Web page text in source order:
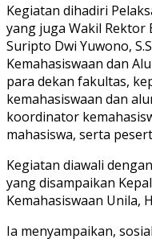
Kegiatan dihadiri
yang juga Wakil Rektor
Suripto Dwi Yuwono,
Kemahasiswaan dan
para dekan fakultas,
kemahasiswaan dan
koordinator
mahasiswa, serta
Kegiatan diawali
yang disampaikan
Kemahasiswaan Unila,
Ia menyampaikan,